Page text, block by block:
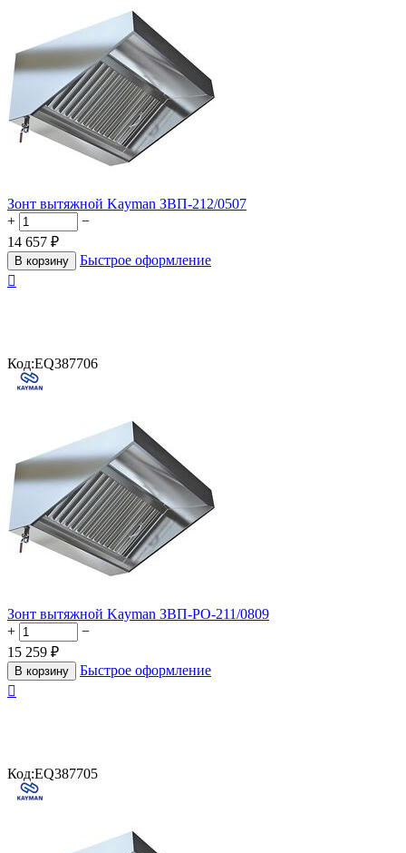
Зонт вытяжной Kayman ЗВП-212/0507
+
−
14 657 ₽
В корзину
Быстрое оформление

Код:EQ387706
Зонт вытяжной Kayman ЗВП-РО-211/0809
+
−
15 259 ₽
В корзину
Быстрое оформление

Код:EQ387705